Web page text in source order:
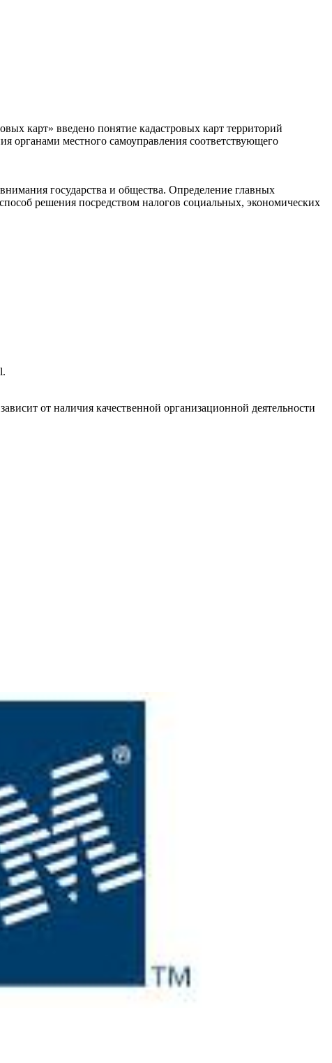
карт» введено понятие кадастровых карт территорий
органами местного самоуправления соответствующего
государства и общества. Определение главных
решения посредством налогов социальных, экономических
от наличия качественной организационной деятельности